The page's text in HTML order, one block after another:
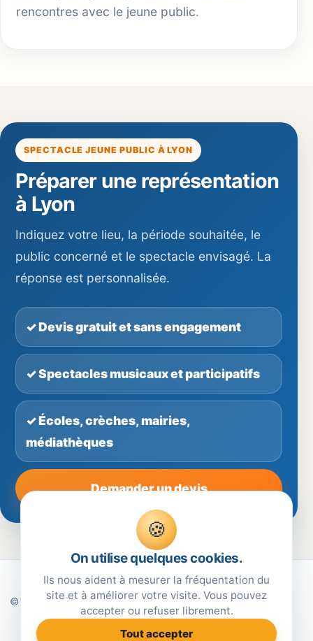
rencontres avec le jeune public.
SPECTACLE JEUNE PUBLIC À LYON
Préparer une représentation
à Lyon
Indiquez votre lieu, la période souhaitée, le
public concerné et le spectacle envisagé. La
réponse est personnalisée.
✓ Devis gratuit et sans engagement
✓ Spectacles musicaux et participatifs
✓ Écoles, crèches, mairies,
médiathèques
Demander un devis
© Annguéléïa Spectacles — Spectacles jeune public pour
écoles, crèches, mairies et collectivités.
🍪
On utilise quelques cookies.
Ils nous aident à mesurer la fréquentation du
site et à améliorer votre visite. Vous pouvez
accepter ou refuser librement.
Tout accepter